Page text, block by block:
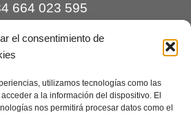
el consentimiento de
utilizamos tecnologías como las
a la información del dispositivo. El
nos permitirá procesar datos como el
664 023 595